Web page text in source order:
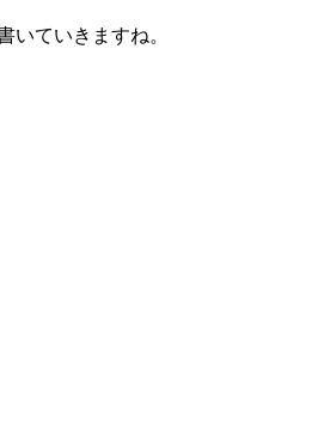
いていきますね。